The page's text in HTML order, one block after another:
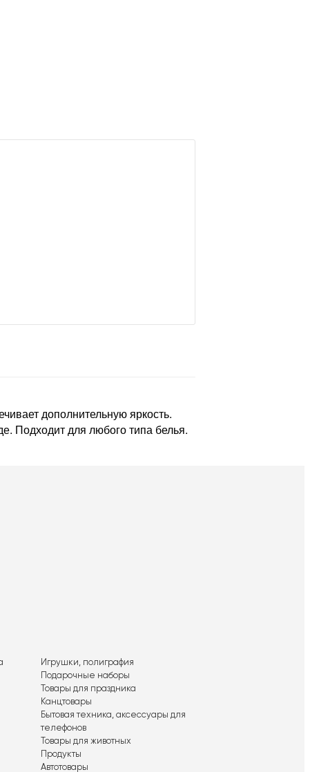
дополнительную яркость.
Подходит для любого типа белья.
Игрушки, полиграфия
Подарочные наборы
Товары для праздника
Канцтовары
Бытовая техника, аксессуары для
телефонов
Товары для животных
Продукты
Автотовары